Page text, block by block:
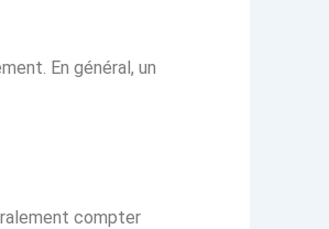
En général, un
compter